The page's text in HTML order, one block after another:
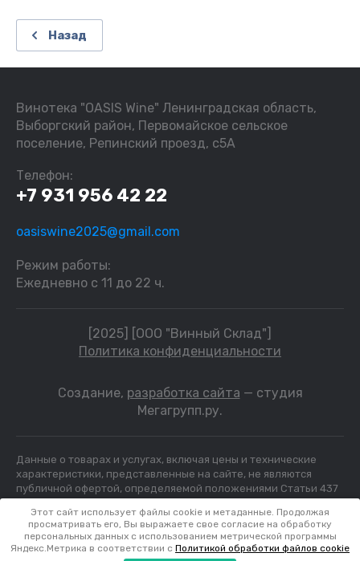
Назад
Винотека "OASIS Wine" Ленинградская область,
Выборгский район, Первомайское сельское
поселение, Репинский проезд, с5А
Телефон:
+7 931 956 42 22
oasiswine2025@gmail.com
Режим работы:
Ежедневно с 11 до 22 ч.
[2025] [ООО "Винный Склад"]
Политика конфиденциальности
Создание, разработка сайта — студия
Мегагрупп.ру.
Данные о товарах и услугах, включая цены и технические
характеристики, представленные на сайте, не являются
публичной офертой, определяемой положениями Статьи 437
Для получения точной информации о наличии и стоимости
товара, пожалуйста, обращайтесь по нашим телефонам. ИНН
7804231466
Этот сайт использует файлы cookie и метаданные. Продолжая
просматривать его, Вы выражаете свое согласие на обработку
персональных данных с использованием метрической программы
Яндекс.Метрика в соответствии с Политикой обработки файлов cookie